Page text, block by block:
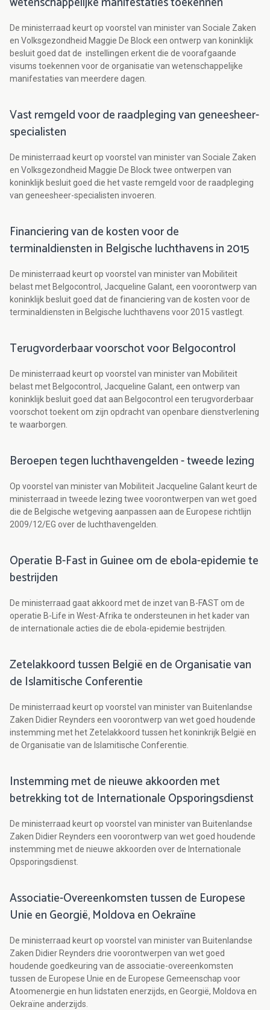
De ministerraad keurt op voorstel van minister van Sociale Zaken
en Volksgezondheid Maggie De Block een ontwerp van koninklijk
besluit goed dat de instellingen erkent die de voorafgaande
visums toekennen voor de organisatie van wetenschappelijke
manifestaties van meerdere dagen.
Vast remgeld voor de raadpleging van geneesheer-
specialisten
De ministerraad keurt op voorstel van minister van Sociale Zaken
en Volksgezondheid Maggie De Block twee ontwerpen van
koninklijk besluit goed die het vaste remgeld voor de raadpleging
van geneesheer-specialisten invoeren.
Financiering van de kosten voor de
terminaldiensten in Belgische luchthavens in 2015
De ministerraad keurt op voorstel van minister van Mobiliteit
belast met Belgocontrol, Jacqueline Galant, een voorontwerp van
koninklijk besluit goed dat de financiering van de kosten voor de
terminaldiensten in Belgische luchthavens voor 2015 vastlegt.
Terugvorderbaar voorschot voor Belgocontrol
De ministerraad keurt op voorstel van minister van Mobiliteit
belast met Belgocontrol, Jacqueline Galant, een ontwerp van
koninklijk besluit goed dat aan Belgocontrol een terugvorderbaar
voorschot toekent om zijn opdracht van openbare dienstverlening
te waarborgen.
Beroepen tegen luchthavengelden - tweede lezing
Op voorstel van minister van Mobiliteit Jacqueline Galant keurt de
ministerraad in tweede lezing twee voorontwerpen van wet goed
die de Belgische wetgeving aanpassen aan de Europese richtlijn
2009/12/EG over de luchthavengelden.
Operatie B-Fast in Guinee om de ebola-epidemie te
bestrijden
De ministerraad gaat akkoord met de inzet van B-FAST om de
operatie B-Life in West-Afrika te ondersteunen in het kader van
de internationale acties die de ebola-epidemie bestrijden.
Zetelakkoord tussen België en de Organisatie van
de Islamitische Conferentie
De ministerraad keurt op voorstel van minister van Buitenlandse
Zaken Didier Reynders een voorontwerp van wet goed houdende
instemming met het Zetelakkoord tussen het koninkrijk België en
de Organisatie van de Islamitische Conferentie.
Instemming met de nieuwe akkoorden met
betrekking tot de Internationale Opsporingsdienst
De ministerraad keurt op voorstel van minister van Buitenlandse
Zaken Didier Reynders een voorontwerp van wet goed houdende
instemming met de nieuwe akkoorden over de Internationale
Opsporingsdienst.
Associatie-Overeenkomsten tussen de Europese
Unie en Georgië, Moldova en Oekraïne
De ministerraad keurt op voorstel van minister van Buitenlandse
Zaken Didier Reynders drie voorontwerpen van wet goed
houdende goedkeuring van de associatie-overeenkomsten
tussen de Europese Unie en de Europese Gemeenschap voor
Atoomenergie en hun lidstaten enerzijds, en Georgië, Moldova en
Oekraïne anderzijds.